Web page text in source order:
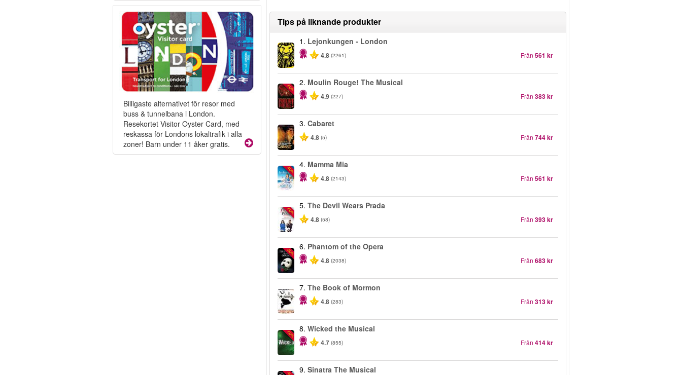
Billigaste alternativet för resor med
buss & tunnelbana i London.
Resekortet Visitor Oyster Card, med
reskassa för Londons lokaltrafik i alla
zoner! Barn under 11 åker gratis.
Tips på liknande produkter
1. Lejonkungen - London
4.8 (2261) Från 561 kr
-50%
2. Moulin Rouge! The Musical
4.9 (227) Från 383 kr
3.Cabaret
4.8 (5) Från 744 kr
-40%
4. Mamma Mia
4.8 (2143) Från 561 kr
-50%
5.The Devil Wears Prada
4.8 (58) Från 393 kr
-20%
6. Phantom of the Opera
4.8 (2038) Från 683 kr
7.The Book of Mormon
4.8 (283) Från 313 kr
-50%
8.Wicked the Musical
4.7 (855) Från 414 kr
9.Sinatra The Musical